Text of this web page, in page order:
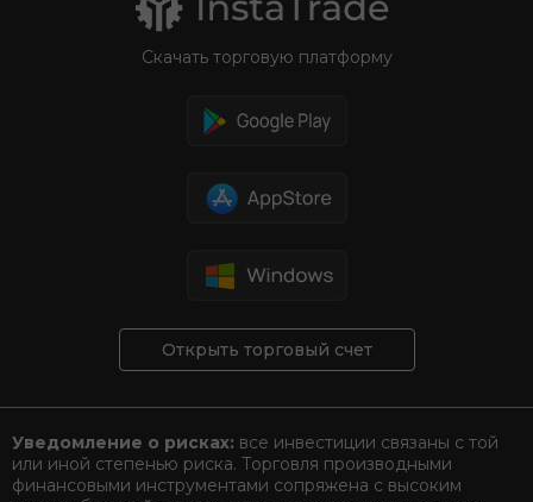
Скачать торговую платформу
Открыть торговый счет
Уведомление о рисках: все инвестиции связаны с той
или иной степенью риска. Торговля производными
финансовыми инструментами сопряжена с высоким